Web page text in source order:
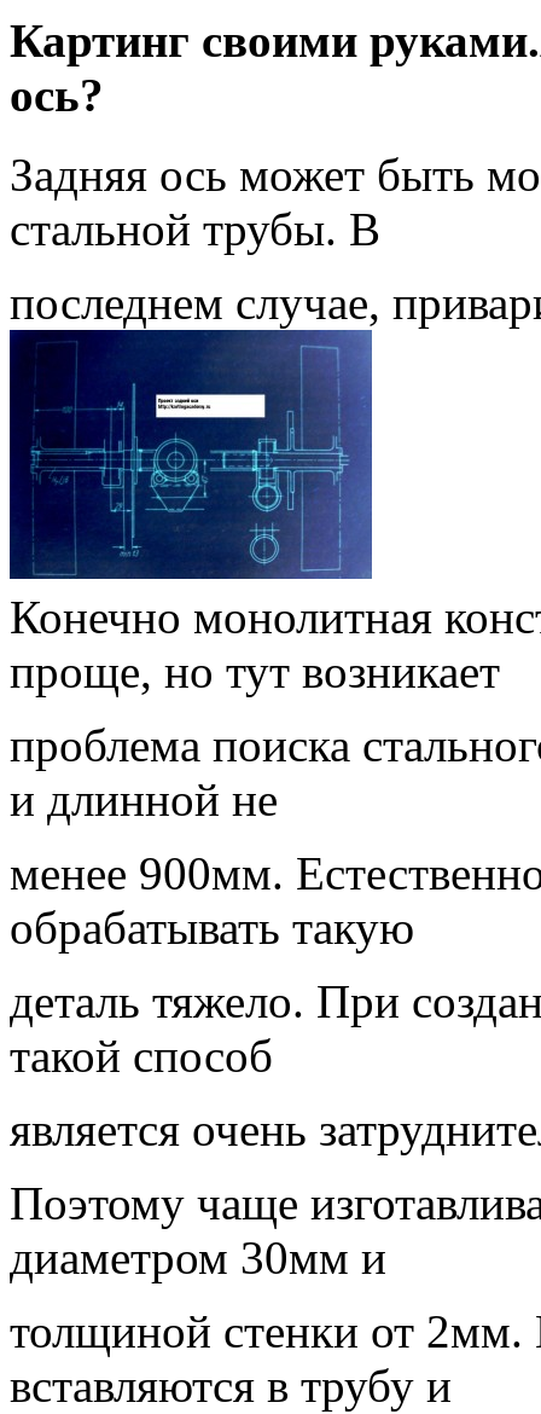
Картинг своими
ось?
Задняя ось может быть
стальной трубы. В
последнем случае,
Конечно монолитная
проще, но тут возникает
проблема поиска
и длинной не
менее 900мм.
обрабатывать такую
деталь тяжело. При
такой способ
является очень
Поэтому чаще
диаметром 30мм и
толщиной стенки от 2мм.
вставляются в трубу и